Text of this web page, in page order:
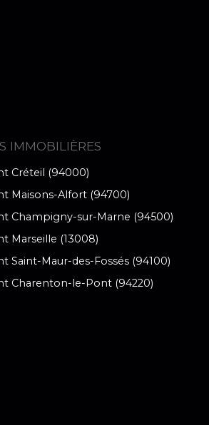
IMMOBILIÈRES
Créteil (94000)
Maisons-Alfort (94700)
Champigny-sur-Marne (94500)
Marseille (13008)
Saint-Maur-des-Fossés (94100)
Charenton-le-Pont (94220)